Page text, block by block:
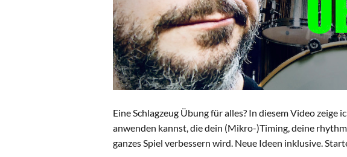
Eine Schlagzeug Übung für alles? In diesem Video zeige
anwenden kannst, die dein (Mikro-)Timing, deine
ganzes Spiel verbessern wird. Neue Ideen inklusive.